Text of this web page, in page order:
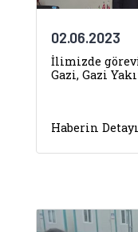
02.06.2023
İlimizde
Gazi, Gazi
Haberin Detayı